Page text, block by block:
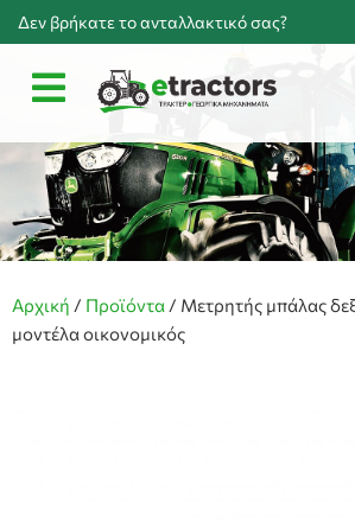
Δεν βρήκατε το ανταλλακτικό σας?
Αρχική / Προϊόντα / Μετρητής μπάλας
μοντέλα οικονομικός